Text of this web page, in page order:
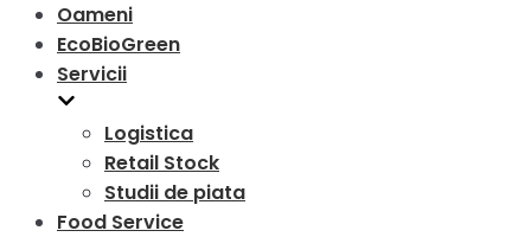
Oameni
EcoBioGreen
Servicii
Logistica
Retail Stock
Studii de piata
Food Service